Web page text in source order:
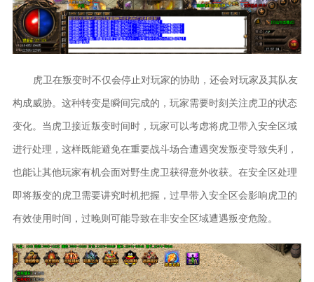
虎卫在叛变时不仅会停止对玩家的协助，还会对玩家及其队友
构成威胁。这种转变是瞬间完成的，玩家需要时刻关注虎卫的状态
变化。当虎卫接近叛变时间时，玩家可以考虑将虎卫带入安全区域
进行处理，这样既能避免在重要战斗场合遭遇突发叛变导致失利，
也能让其他玩家有机会面对野生虎卫获得意外收获。在安全区处理
即将叛变的虎卫需要讲究时机把握，过早带入安全区会影响虎卫的
有效使用时间，过晚则可能导致在非安全区域遭遇叛变危险。